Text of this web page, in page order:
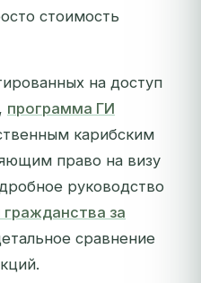
стоимость
на доступ
программа ГИ
карибским
право на визу
руководство
за
сравнение